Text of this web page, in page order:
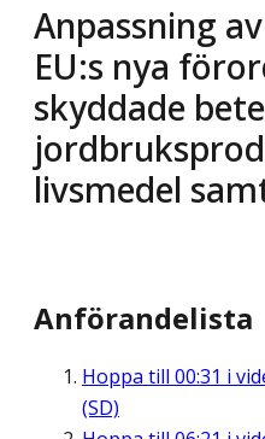
Anpassning
EU:s nya
skyddade
livsmedel
Anförandelista
Hoppa till 00:31 i
(SD)